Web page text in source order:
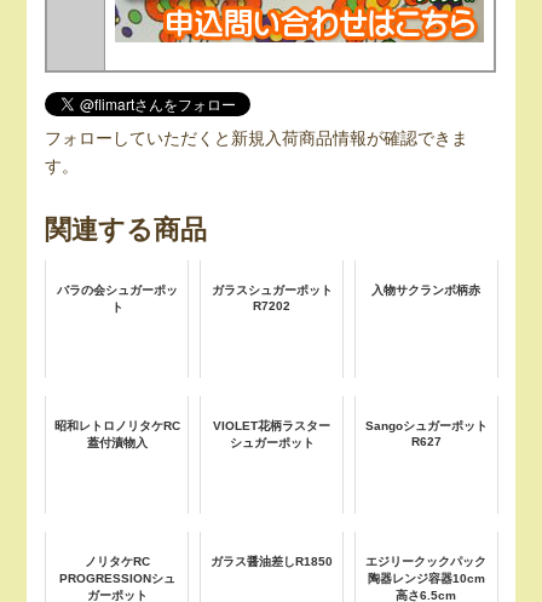
フォローしていただくと新規入荷商品情報が確認できま
す。
関連する商品
バラの会シュガーポッ
ト
ガラスシュガーポット
R7202
入物サクランボ柄赤
昭和レトロノリタケRC
蓋付漬物入
VIOLET花柄ラスター
シュガーポット
Sangoシュガーポット
R627
ノリタケRC
PROGRESSIONシュ
ガーポット
ガラス醤油差しR1850
エジリークックパック
陶器レンジ容器10cm
高さ6.5cm